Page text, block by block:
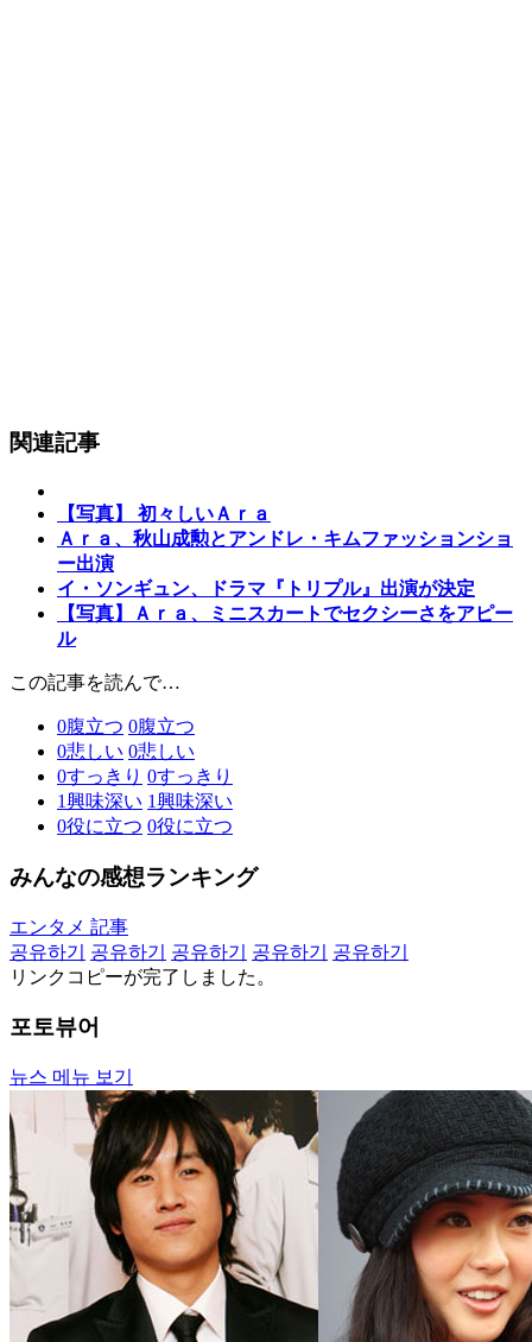
関連記事
【写真】 初々しいＡｒａ
Ａｒａ、秋山成勲とアンドレ・キムファッションショ
ー出演
イ・ソンギュン、ドラマ『トリプル』出演が決定
【写真】Ａｒａ、ミニスカートでセクシーさをアピー
ル
この記事を読んで…
0腹立つ 0腹立つ
0悲しい 0悲しい
0すっきり 0すっきり
1興味深い 1興味深い
0役に立つ 0役に立つ
みんなの感想ランキング
エンタメ 記事
공유하기
공유하기 공유하기 공유하기
공유하기
リンクコピーが完了しました。
포토뷰어
뉴스 메뉴 보기